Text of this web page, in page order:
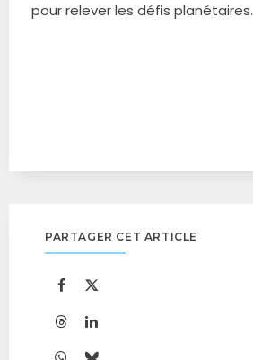
pour relever les défis planétaires.
PARTAGER CET ARTICLE